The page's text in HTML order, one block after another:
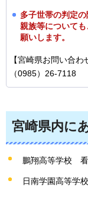
多子世帯の判定
親族等について
願いします。
【宮崎県お問い合
（0985）26-7118
宮崎県内に
鵬翔高等学校
日南学園高等学校